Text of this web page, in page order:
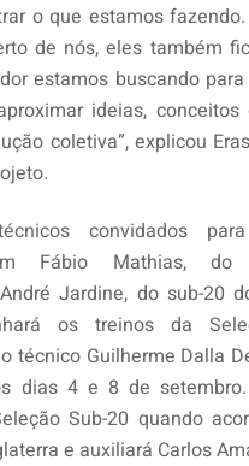
o que estamos
de nós, eles também
estamos buscando
ideias,
coletiva”, explicou
convidados
Fábio Mathias,
Jardine, do sub-20
os treinos da
técnico Guilherme Dalla
dias 4 e 8 de
Sub-20 quando
e auxiliará Carlos